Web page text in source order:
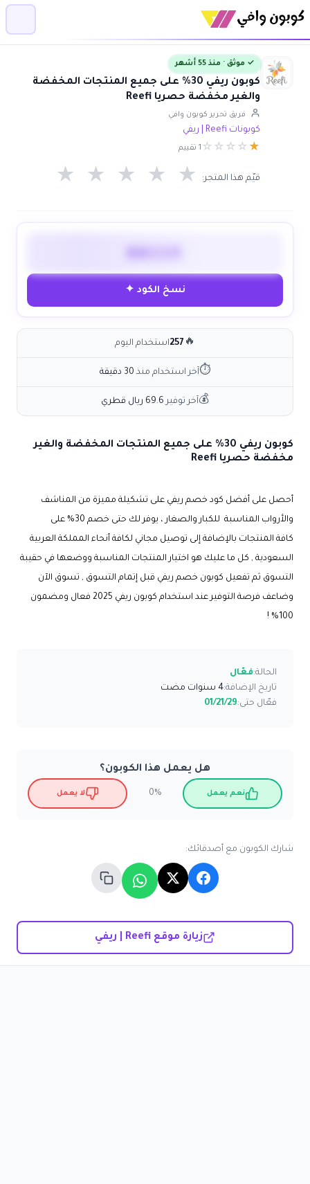
✓ موثق · منذ 55 أشهر
كوبون ريفي 30% على جميع المنتجات المخفضة
والغير مخفضة حصريا Reefi
فريق تحرير كوبون وافي
كوبونات Reefi | ريفي
★
☆
☆
☆
☆ 1 تقييم
قيّم هذا المتجر: ★ ★ ★ ★ ★
نسخ الكود ✦
🔥
257استخدام اليوم
⏱آخر استخدام منذ 30 دقيقة
💰آخر توفير 69.6 ريال قطري
كوبون ريفي 30% على جميع المنتجات المخفضة والغير
مخفضة حصريا Reefi
أحصل على أفضل كود خصم ريفي على تشكيلة مميزة من المناشف
والأرواب المناسبة للكبار والصغار ، يوفر لك حتى خصم 30% على
كافة المنتجات بالإضافة إلى توصيل مجاني لكافة أنحاء المملكة العربية
السعودية , كل ما عليك هو اختيار المنتجات المناسبة ووضعها في حقيبة
التسوق ثم تفعيل كوبون خصم ريفي قبل إتمام التسوق , تسوق الآن
وضاعف فرصة التوفير عند استخدام كوبون ريفي 2025 فعال ومضمون
100% !
الحالة:فعّال
تاريخ الإضافة:4 سنوات مضت
فعّال حتى:01/21/29
هل يعمل هذا الكوبون؟
نعم يعمل 0% لا يعمل
شارك الكوبون مع أصدقائك:
زيارة موقع Reefi | ريفي